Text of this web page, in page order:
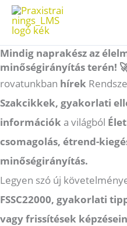
Ugrás
tartalomra
Mindig naprakész az
minőségirányítás terén!
rovatunkban hírek
Szakcikkek, gyakorlati
információk a világból Élet
csomagolás, étrend-
minőségirányítás.
Legyen szó új
FSSC22000, gyakorlati
vagy frissítések